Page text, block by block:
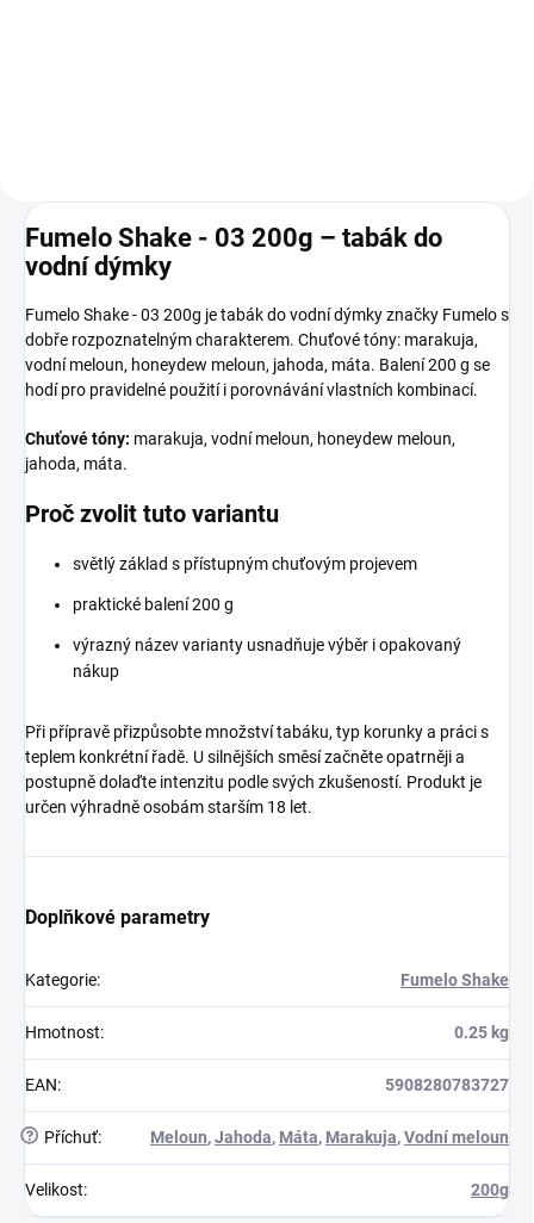
Fumelo Shake - 03 200g – tabák do
vodní dýmky
Fumelo Shake - 03 200g je tabák do vodní dýmky značky Fumelo s
dobře rozpoznatelným charakterem. Chuťové tóny: marakuja,
vodní meloun, honeydew meloun, jahoda, máta. Balení 200 g se
hodí pro pravidelné použití i porovnávání vlastních kombinací.
Chuťové tóny: marakuja, vodní meloun, honeydew meloun,
jahoda, máta.
Proč zvolit tuto variantu
světlý základ s přístupným chuťovým projevem
praktické balení 200 g
výrazný název varianty usnadňuje výběr i opakovaný
nákup
Při přípravě přizpůsobte množství tabáku, typ korunky a práci s
teplem konkrétní řadě. U silnějších směsí začněte opatrněji a
postupně dolaďte intenzitu podle svých zkušeností. Produkt je
určen výhradně osobám starším 18 let.
Doplňkové parametry
Kategorie: Fumelo Shake
Hmotnost: 0.25 kg
EAN: 5908280783727
? Příchuť: Meloun,Jahoda, Máta, Marakuja,Vodní meloun
Velikost: 200g